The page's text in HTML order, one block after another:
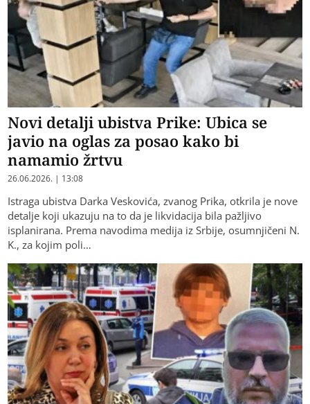
Novi detalji ubistva Prike: Ubica se
javio na oglas za posao kako bi
namamio žrtvu
26.06.2026. | 13:08
Istraga ubistva Darka Veskovića, zvanog Prika, otkrila je nove
detalje koji ukazuju na to da je likvidacija bila pažljivo
isplanirana. Prema navodima medija iz Srbije, osumnjičeni N.
K., za kojim poli…